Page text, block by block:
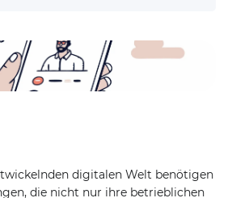
digitalen Welt benötigen
die nicht nur ihre betrieblichen